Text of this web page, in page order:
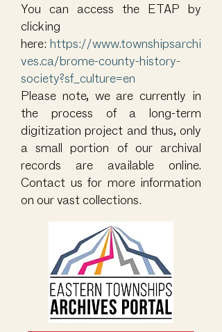
You can access the ETAP by
clicking
here: https://www.townshipsarchi
ves.ca/brome-county-history-
society?sf_culture=en
Please note, we are currently in
the process of a long-term
digitization project and thus, only
a small portion of our archival
records are available online.
Contact us for more information
on our vast collections.